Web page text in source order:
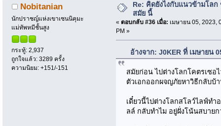
Nobitanian
นักปราชญ์แห่งเขาเซนนิคุมะ
แม่ทัพหมีชั้นสูง
กระทู้: 2,937
ถูกใจแล้ว: 3289 ครั้ง
ความนิยม: +151/-151
Re: คิดยังไงกับแนวข้ามโลก
สมัย นี้
« ตอบกลับ #36 เมื่อ: เมษายน 05, 2023,
PM »
อ้างจาก: J0KER ที่ เมษายน
สมัยก่อน ไปต่างโลกโคตรเซอ
ตัวเอกออกผจญภัยหาวิธีกลับบ้
เดี๋ยวนี้ไปต่างโลกสโลว์ไลฟ์ทำ
ลล์ กลับทำไม อยู่ฝั่งโน้นสบายก